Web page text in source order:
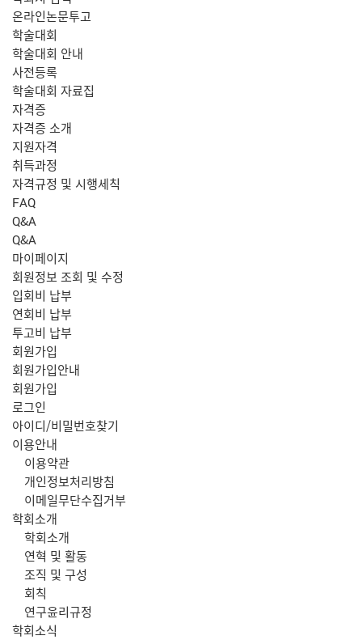
온라인논문투고
학술대회
학술대회 안내
사전등록
학술대회 자료집
자격증
자격증 소개
지원자격
취득과정
자격규정 및 시행세칙
FAQ
Q&A
Q&A
마이페이지
회원정보 조회 및 수정
입회비 납부
연회비 납부
투고비 납부
회원가입
회원가입안내
회원가입
로그인
아이디/비밀번호찾기
주
뉴
이용안내
이용약관
개인정보처리방침
이메일무단수집거부
학회소개
학회소개
연혁 및 활동
조직 및 구성
회칙
연구윤리규정
학회소식